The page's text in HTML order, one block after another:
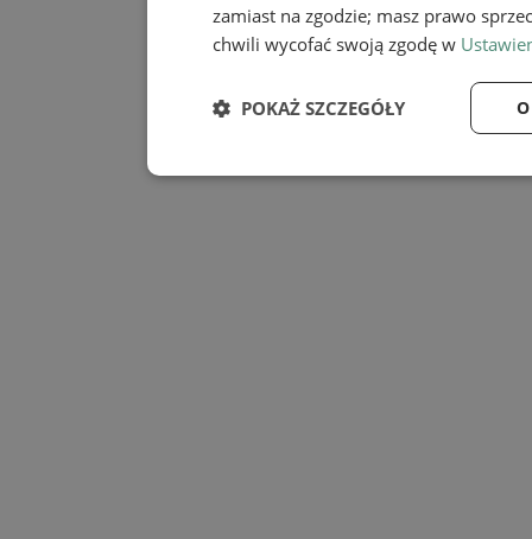
zamiast na zgodzie; masz prawo
chwili wycofać swoją zgodę w
POKAŻ SZCZEGÓŁY
Niezbędne